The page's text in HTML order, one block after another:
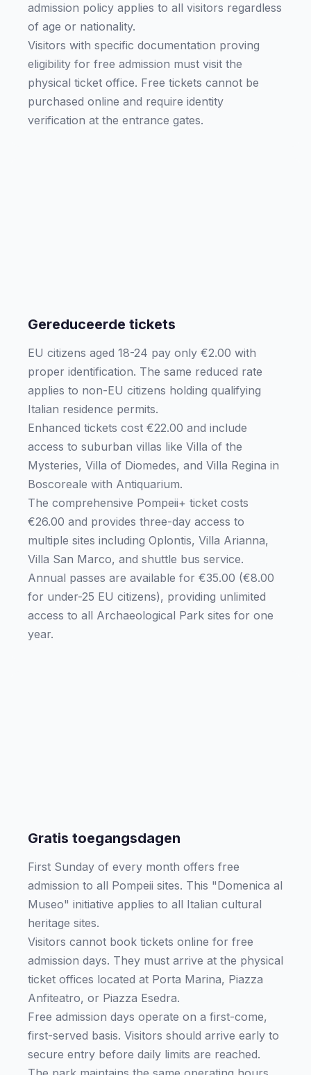
admission policy applies to all visitors regardless
of age or nationality.
Visitors with specific documentation proving
eligibility for free admission must visit the
physical ticket office. Free tickets cannot be
purchased online and require identity
verification at the entrance gates.
Gereduceerde tickets
EU citizens aged 18-24 pay only €2.00 with
proper identification. The same reduced rate
applies to non-EU citizens holding qualifying
Italian residence permits.
Enhanced tickets cost €22.00 and include
access to suburban villas like Villa of the
Mysteries, Villa of Diomedes, and Villa Regina in
Boscoreale with Antiquarium.
The comprehensive Pompeii+ ticket costs
€26.00 and provides three-day access to
multiple sites including Oplontis, Villa Arianna,
Villa San Marco, and shuttle bus service.
Annual passes are available for €35.00 (€8.00
for under-25 EU citizens), providing unlimited
access to all Archaeological Park sites for one
year.
Gratis toegangsdagen
First Sunday of every month offers free
admission to all Pompeii sites. This "Domenica al
Museo" initiative applies to all Italian cultural
heritage sites.
Visitors cannot book tickets online for free
admission days. They must arrive at the physical
ticket offices located at Porta Marina, Piazza
Anfiteatro, or Piazza Esedra.
Free admission days operate on a first-come,
first-served basis. Visitors should arrive early to
secure entry before daily limits are reached.